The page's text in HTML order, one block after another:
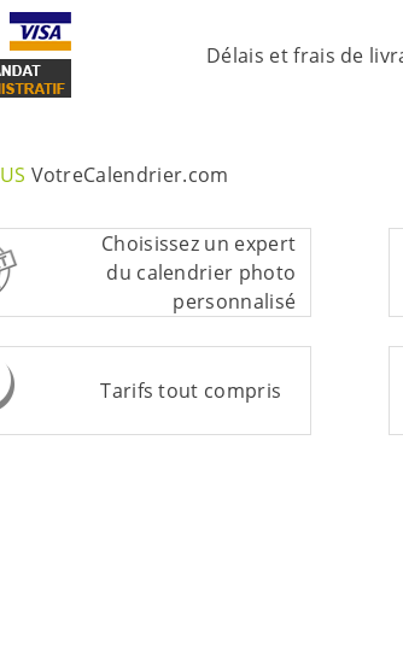
Délais et frais de
VotreCalendrier.com
Choisissez un expert
du calendrier photo
personnalisé
Tarifs tout compris